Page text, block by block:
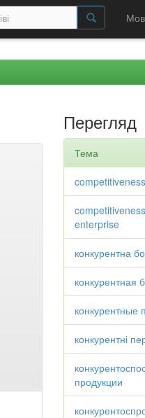
Перегляд
Тема
enterprise
конкурентна
конкурентная
конкурентные
конкурентні
продукции